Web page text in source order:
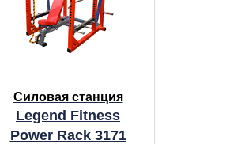
Силовая станция
Legend Fitness
Power Rack 3171